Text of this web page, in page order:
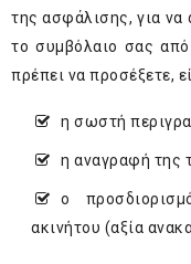
της ασφάλισης, για να
το συμβόλαιο σας
πρέπει να προσέξετε,
η σωστή
η αναγραφή της
ο
ακινήτου (αξία